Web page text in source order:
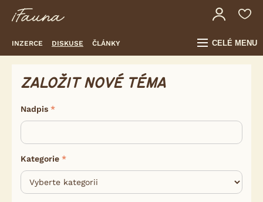
INZERCE DISKUSE ČLÁNKY CELÉ MENU
ZALOŽIT NOVÉ TÉMA
Nadpis
Kategorie